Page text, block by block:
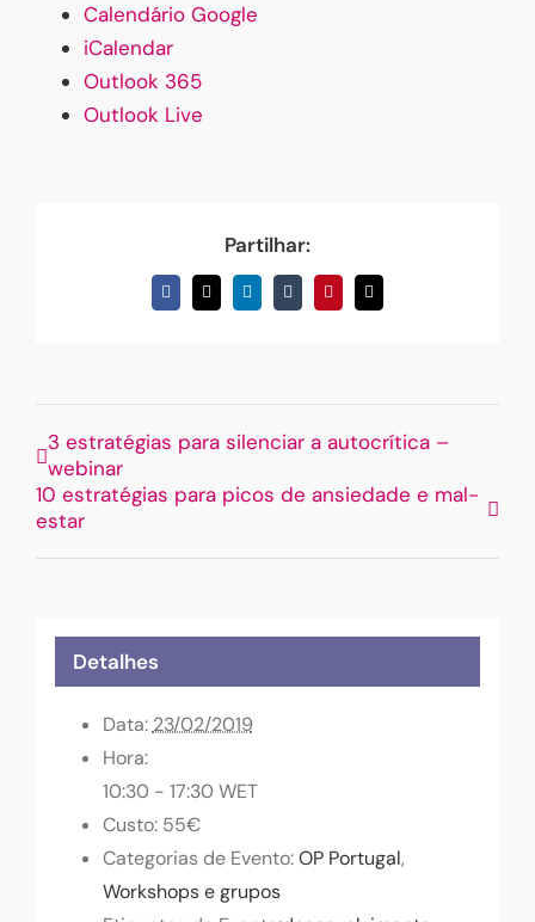
Calendário Google
iCalendar
Outlook 365
Outlook Live
Partilhar:
Facebook
X LinkedInTumblrPinterestEmail
(necessário
3 estratégias para silenciar a autocrítica –
webinar
10 estratégias para picos de ansiedade e mal-
estar
Detalhes
Data:23/02/2019
Hora:
10:30 - 17:30 WET
Custo: 55€
Categorias de Evento: OP Portugal,
Workshops e grupos